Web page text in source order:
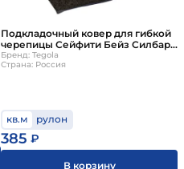
Подкладочный ковер для гибкой
черепицы Сейфити Бейз Силбар
20 кв.м./рул Tegola
Бренд: Tegola
Страна: Россия
кв.м рулон
385 ₽
В корзину